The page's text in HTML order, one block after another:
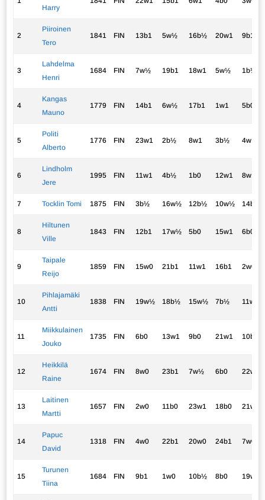
Harry
2
Piiroinen
Tero
1841 FIN 13b1 5w½ 16b½ 20w1 9b1
3
Lahdelma
Henri
1684 FIN 7w½ 19b1 18w1 5w½ 1b½
4
Kangas
Mauno
1779 FIN 14b1 6w½ 17b1 1w1 5b0
5
Politi
Alberto
1776 FIN 23w1 2b½ 8w1 3b½ 4w1
6
Lindholm
Jere
1995 FIN 11w1 4b½ 1b0 12w1 8w1
7 Tocklin Tomi 1875 FIN 3b½ 16w½ 12b½ 10w½ 14b1
8
Hiltunen
Ville
1843 FIN 12b1 17w½ 5b0 15w1 6b0
9
Taipale
Reijo
1859 FIN 15w0 21b1 11w1 16b1 2w0
10
Pihlajamäki
Antti
1838 FIN 19w½ 18b½ 15w½ 7b½ 11w1
11
Miikkulainen
Jouko
1735 FIN 6b0 13w1 9b0 21w1 10b0
12
Heikkilä
Raine
1674 FIN 8w0 23b1 7w½ 6b0 22w1
13
Laitinen
Martti
1657 FIN 2w0 11b0 23w1 18b0 21w1
14
Papuc
David
1318 FIN 4w0 22b1 20w0 24b1 7w0
15
Turunen
Tiina
1684 FIN 9b1 1w0 10b½ 8b0 19w1